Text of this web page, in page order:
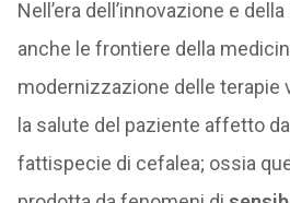
Nell’era dell’innovazione e
anche le frontiere della
modernizzazione delle terapie
la salute del paziente affetto
fattispecie di cefalea; ossia